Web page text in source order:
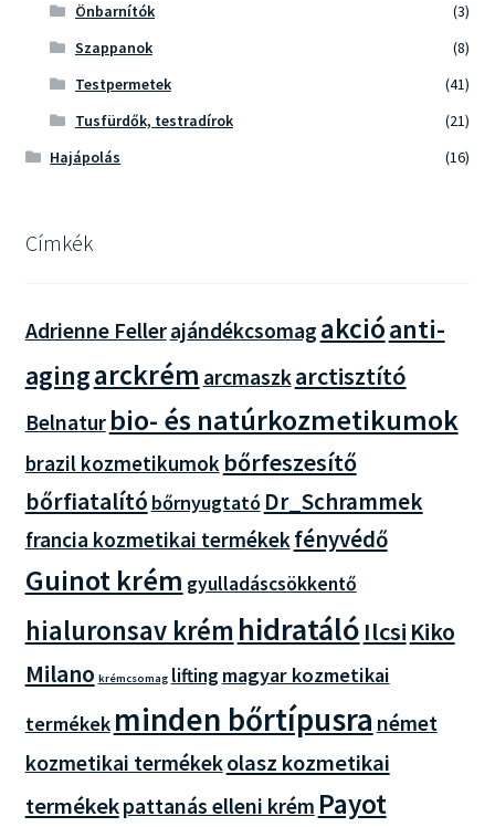
Önbarnítók
(3)
Szappanok
(8)
Testpermetek
(41)
Tusfürdők, testradírok
(21)
Hajápolás
(16)
Címkék
Adrienne Fellerajándékcsomag akcióanti-
agingarckrém arcmaszkarctisztító
Belnatur bio- és natúrkozmetikumok
brazil kozmetikumok bőrfeszesítő
bőrfiatalító bőrnyugtató Dr_Schrammek
francia kozmetikai termékek fényvédő
Guinot krém gyulladáscsökkentő
hialuronsav krémhidratáló Ilcsi Kiko
Milano krémcsomag lifting magyar kozmetikai
termékek minden bőrtípusra német
kozmetikai termékekolasz kozmetikai
termékekpattanás elleni krém Payot